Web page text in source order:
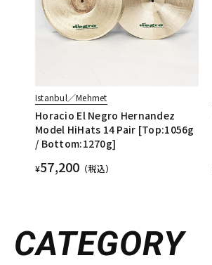
Istanbul／Mehmet
Horacio El Negro Hernandez
Model HiHats 14 Pair [Top:1056g
/ Bottom:1270g]
¥57,200 （税込）
CATEGORY